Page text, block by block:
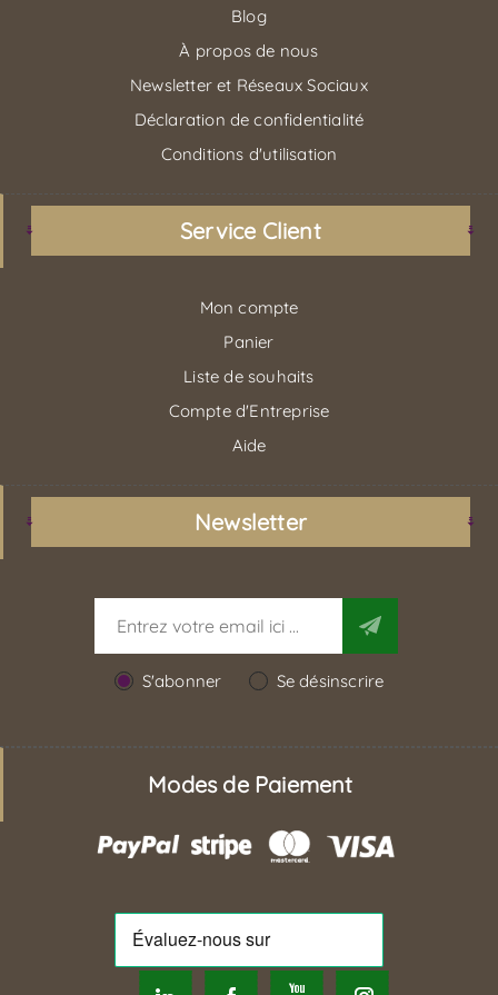
Blog
À propos de nous
Newsletter et Réseaux Sociaux
Déclaration de confidentialité
Conditions d'utilisation
Service Client
Mon compte
Panier
Liste de souhaits
Compte d'Entreprise
Aide
Newsletter
S'abonner Se désinscrire
Modes de Paiement